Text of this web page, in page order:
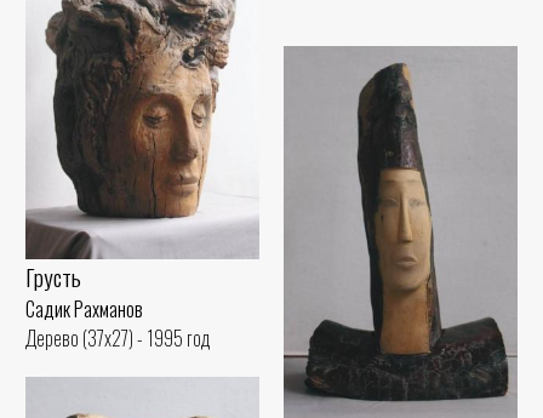
Грусть
Садик Рахманов
Дерево (37x27) - 1995 год